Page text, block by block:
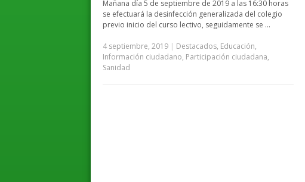
Mañana día 5 de septiembre de 2019 a las 16:30 horas
se efectuará la desinfección generalizada del colegio
previo inicio del curso lectivo, seguidamente se …
4 septiembre, 2019 | Destacados, Educación,
Información ciudadano, Participación ciudadana,
Sanidad